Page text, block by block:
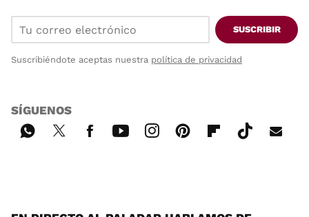
SUSCRIBIR
Suscribiéndote aceptas nuestra política de privacidad
SÍGUENOS